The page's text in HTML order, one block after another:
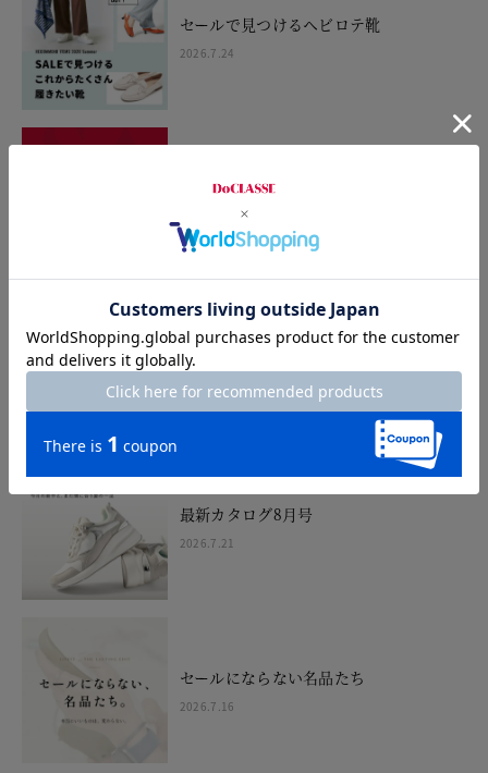
セールで見つけるヘビロテ靴
2026.7.24
FINAL SALE開催中
SANDALS WEEK 10%OFF
最新カタログ8月号
2026.7.21
セールにならない名品たち
2026.7.16